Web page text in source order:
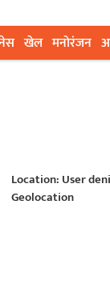
खेल मनोरंजन
Location: User
Geolocation